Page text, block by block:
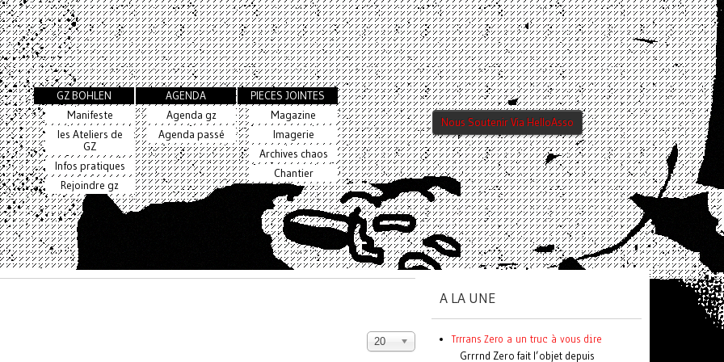
GZ BOHLEN
Manifeste
les Ateliers de
GZ
Infos pratiques
Rejoindre gz
AGENDA
Agenda gz
Agenda passé
PIECES JOINTES
Magazine
Imagerie
Archives chaos
Chantier
Nous Soutenir Via HelloAsso
20
A LA UNE
Trrrans Zero a un truc à vous dire
Grrrnd Zero fait l’objet depuis